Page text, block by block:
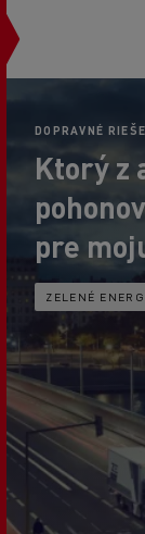
DOPRAVNÉ
Ktorý z
pre
ZELENÉ